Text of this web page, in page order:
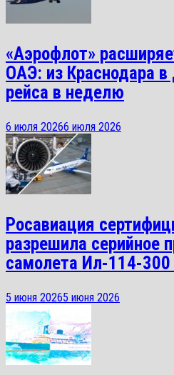
«Аэрофлот»
ОАЭ: из Краснодара
рейса в неделю
6 июля 20266 июля 2026
Росавиация
разрешила серийное
самолета Ил-114-
5 июня 20265 июня 2026